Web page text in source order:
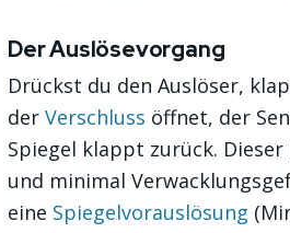
Der Auslösevorgang
Drückst du den Auslöser,
der Verschluss öffnet, der
Spiegel klappt zurück.
und minimal
eine Spiegelvorauslösung